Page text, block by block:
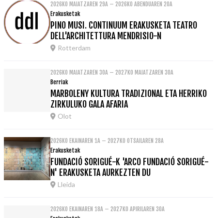
2026KO MAIATZAREN 29A – 2026KO ABENDUAREN 20A
Erakusketak
PINO MUSI. CONTINUUM ERAKUSKETA TEATRO
DELL'ARCHITETTURA MENDRISIO-N
Rotterdam
2026KO MAIATZAREN 30A – 2027KO MAIATZAREN 30A
Berriak
MARBOLENY KULTURA TRADIZIONAL ETA HERRIKO
ZIRKULUKO GALA AFARIA
Olot
2026KO EKAINAREN 1A – 2027KO OTSAILAREN 28A
Erakusketak
FUNDACIÓ SORIGUÉ-K 'ARCO FUNDACIÓ SORIGUÉ-
N' ERAKUSKETA AURKEZTEN DU
Lleida
2026KO EKAINAREN 18A – 2027KO APIRILAREN 30A